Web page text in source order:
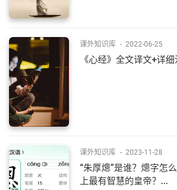
课外知识库 - 2022-06-25
《心经》全文译文+详
课外知识库 - 2023-11-28
“朱厚熜”是谁？熜字怎
上最有智慧的皇帝？...